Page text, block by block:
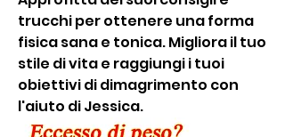
trucchi per ottenere una forma
fisica sana e tonica. Migliora il tuo
stile di vita e raggiungi i tuoi
obiettivi di dimagrimento con
l'aiuto di Jessica.